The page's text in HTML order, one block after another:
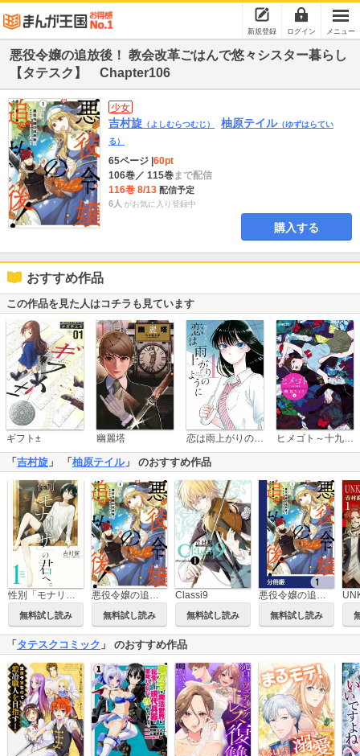
新規登録 ログイン メニュー
悪役令嬢の追放後！ 教会改革ごはんで悠々シスター暮らし
【タテスク】 Chapter106
少女
吉村旋 （よしむらつむじ） 柚原テイル（ゆずはらてい
る）
65ページ 60pt
106巻／ 115巻まで配信
116巻 8/13 配信予定
6人 がお気に入り登録中
購入する
おすすめ作品
この作品を見た人はコチラも見ています
ギフト± 幽麗塔 恋は雨上がりのように ヒメゴト～十九歳の制服～
「 吉村旋 」 「 柚原テイル」 のおすすめ作品
性別「モナリザ」の君へ。
無料試し読み 無料試し読み
Classi9
無料試し読み
悪役令嬢の追放後！ 教会改革ごはんで悠々シスター暮らし【分冊版】
無料試し読み
「 タテスクコミック 」 のおすすめ作品